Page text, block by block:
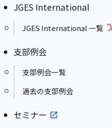
JGES International
JGES International 一覧
支部例会
支部例会一覧
過去の支部例会
セミナー